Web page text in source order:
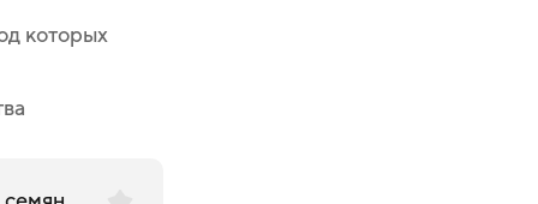
которых